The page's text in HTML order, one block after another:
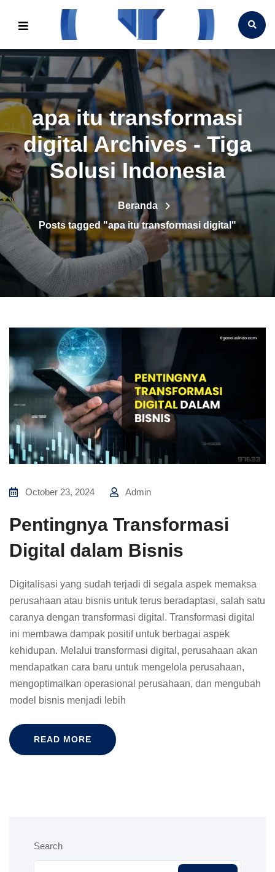
apa itu transformasi
digital Archives - Tiga
Solusi Indonesia
Beranda
Posts tagged "apa itu transformasi digital"
October 23, 2024 Admin
Pentingnya Transformasi
Digital dalam Bisnis
Digitalisasi yang sudah terjadi di segala aspek memaksa
perusahaan atau bisnis untuk terus beradaptasi, salah satu
caranya dengan transformasi digital. Transformasi digital
ini membawa dampak positif untuk berbagai aspek
kehidupan. Melalui transformasi digital, perusahaan akan
mendapatkan cara baru untuk mengelola perusahaan,
mengoptimalkan operasional perusahaan, dan mengubah
model bisnis menjadi lebih
READ MORE
Search